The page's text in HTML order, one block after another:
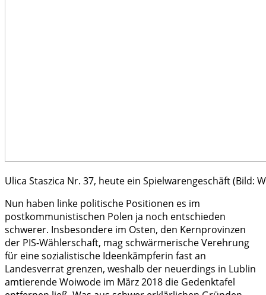
Ulica Staszica Nr. 37, heute ein Spielwarengeschäft (Bild:
Nun haben linke politische Positionen es im
postkommunistischen Polen ja noch entschieden
schwerer. Insbesondere im Osten, den Kernprovinzen
der PIS-Wählerschaft, mag schwärmerische Verehrung
für eine sozialistische Ideenkämpferin fast an
Landesverrat grenzen, weshalb der neuerdings in Lublin
amtierende Woiwode im März 2018 die Gedenktafel